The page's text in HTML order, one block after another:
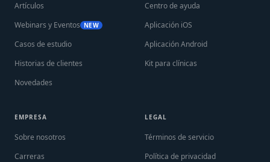
Artículos
Webinars y Eventos NEW
Casos de estudio
Historias de clientes
Novedades
Centro de ayuda
Aplicación iOS
Aplicación Android
Kit para clínicas
EMPRESA
Sobre nosotros
Carreras
LEGAL
Términos de servicio
Política de privacidad